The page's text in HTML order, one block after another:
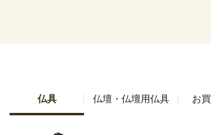
仏具 仏壇・仏壇用仏具 お